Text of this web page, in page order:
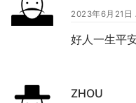
2023年6月21日
好人一生平
ZHOU